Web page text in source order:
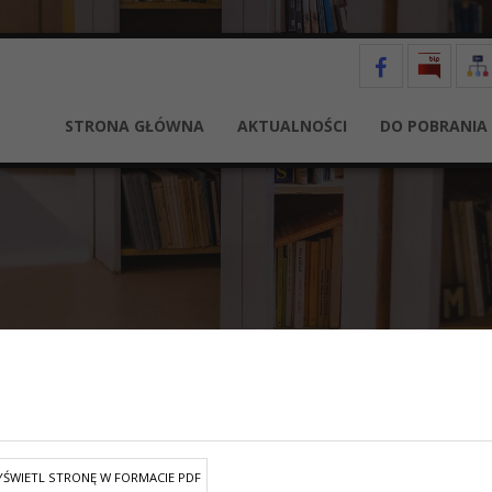
STRONA GŁÓWNA AKTUALNOŚCI DO POBRANIA
STRONĘ W FORMACIE PDF